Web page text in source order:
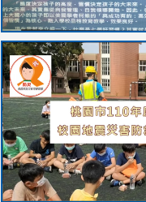
link
to
https://
link
to
https://
usp=sharing
link
to
https://youtu.be/
8M
link
to
https://
usp=sharing